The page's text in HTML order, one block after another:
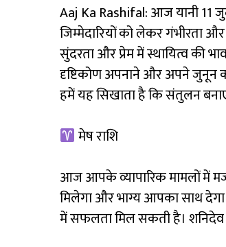
Aaj Ka Rashifal: आज यानी 11
जिम्मेदारियों को लेकर गंभीरता
सुंदरता और प्रेम में स्थायित्व की
दृष्टिकोण अपनाने और अपने जुनून
हमें यह सिखाता है कि संतुलन
मेष राशि
आज आपके व्यापारिक मामलों में
मिलेगा और भाग्य आपका साथ
में सफलता मिल सकती है। शनिदेव